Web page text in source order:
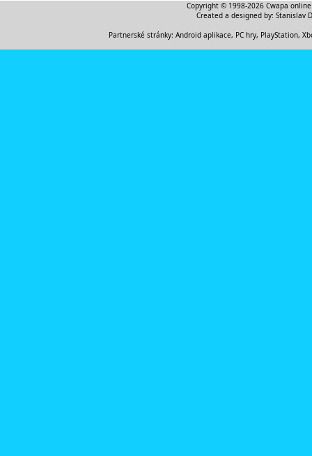
Copyright © 1998-2026 Cwapa
Created a designed by: Stanislav
Partnerské stránky: Android aplikace, PC hry, PlayStation,